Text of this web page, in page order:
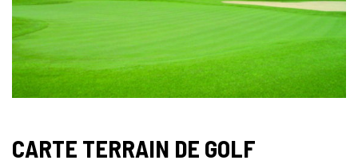
CARTE TERRAIN DE GOLF